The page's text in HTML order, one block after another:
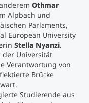
Othmar
Alpbach und
Parlaments,
European University
Stella Nyanzi.
der Universität
Verantwortung von
Brücke
Studierende aus